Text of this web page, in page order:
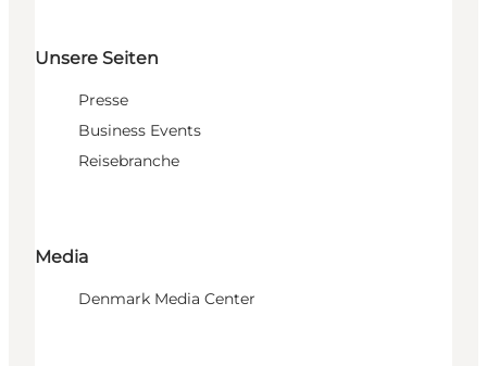
Unsere Seiten
Presse
Business Events
Reisebranche
Media
Denmark Media Center